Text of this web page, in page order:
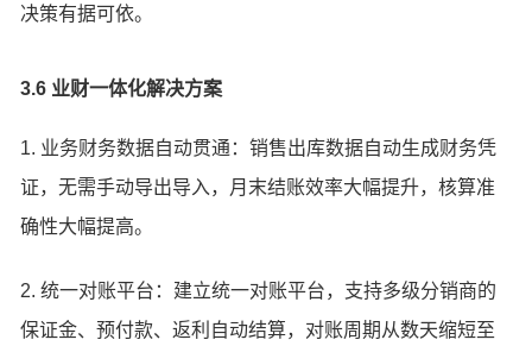
决策有据可依。
3.6 业财一体化解决方案
1. 业务财务数据自动贯通：销售出库数据自动生成财务凭
证，无需手动导出导入，月末结账效率大幅提升，核算准
确性大幅提高。
2. 统一对账平台：建立统一对账平台，支持多级分销商的
保证金、预付款、返利自动结算，对账周期从数天缩短至